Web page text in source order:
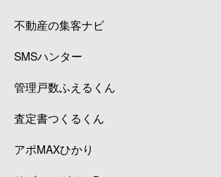
不動産の集客ナビ
SMSハンター
管理戸数ふえるくん
査定書つくるくん
アポMAXひかり